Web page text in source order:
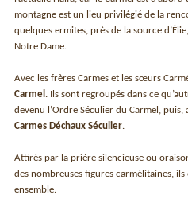
montagne est un lieu privilégié de la
quelques ermites, près de la source
Notre Dame.
Avec les frères Carmes et les sœurs
Carmel . Ils sont regroupés dans ce
devenu l’Ordre Séculier du Carmel, puis,
Carmes Déchaux Séculier.
Attirés par la prière silencieuse ou
des nombreuses figures carmélitaines,
ensemble.